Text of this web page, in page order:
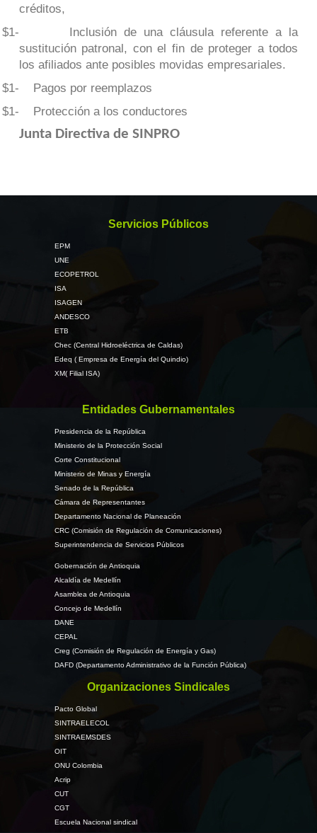
créditos,
$1-
Inclusión de una cláusula referente a la
sustitución patronal, con el fin de proteger a todos
los afiliados ante posibles movidas empresariales.
$1- Pagos por reemplazos
$1- Protección a los conductores
Junta Directiva de SINPRO
Servicios Públicos
EPM
UNE
ECOPETROL
ISA
ISAGEN
ANDESCO
ETB
Chec (Central Hidroeléctrica de Caldas)
Edeq ( Empresa de Energía del Quindio)
XM( Filial ISA)
Entidades Gubernamentales
Presidencia de la República
Ministerio de la Protección Social
Corte Constitucional
Ministerio de Minas y Energía
Senado de la República
Cámara de Representantes
Departamento Nacional de Planeación
CRC (Comisión de Regulación de Comunicaciones)
Superintendencia de Servicios Públicos
Gobernación de Antioquia
Alcaldía de Medellín
Asamblea de Antioquia
Concejo de Medellín
DANE
CEPAL
Creg (Comisión de Regulación de Energía y Gas)
DAFD (Departamento Administrativo de la Función Pública)
Organizaciones Sindicales
Pacto Global
SINTRAELECOL
SINTRAEMSDES
OIT
ONU Colombia
Acrip
CUT
CGT
Escuela Nacional sindical